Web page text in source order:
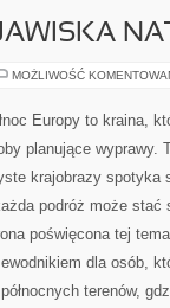
MOŻLIWOŚĆ
Europy to kraina,
planujące wyprawy.
krajobrazy spotyka
podróż może stać
poświęcona tej
dla osób,
terenów,